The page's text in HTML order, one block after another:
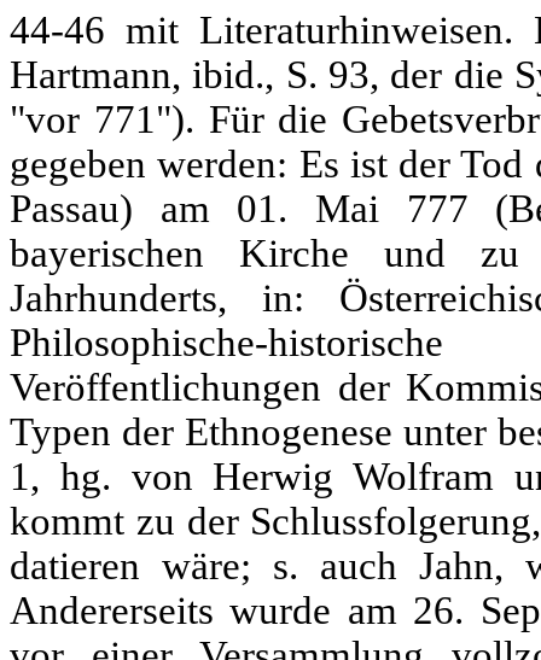
44-46 mit Literaturhinweisen.
Hartmann, ibid., S. 93, der die
"vor 771"). Für die
gegeben werden: Es ist der
Passau) am 01. Mai 777
bayerischen Kirche und
Jahrhunderts, in:
Philosophische-
Veröffentlichungen der
Typen der Ethnogenese unter
1, hg. von Herwig Wolfram
kommt zu der
datieren wäre; s. auch
Andererseits wurde am 26.